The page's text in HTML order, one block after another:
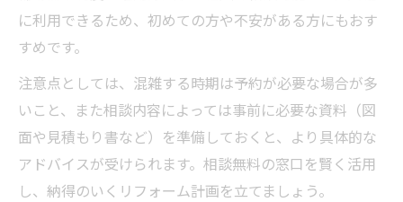
に利用できるため、初めての方や不安がある方にもおす
すめです。
注意点としては、混雑する時期は予約が必要な場合が多
いこと、また相談内容によっては事前に必要な資料（図
面や見積もり書など）を準備しておくと、より具体的な
アドバイスが受けられます。相談無料の窓口を賢く活用
し、納得のいくリフォーム計画を立てましょう。